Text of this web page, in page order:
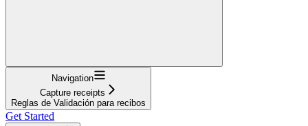
Navigation
Capture receipts
Reglas de Validación para recibos
Get Started